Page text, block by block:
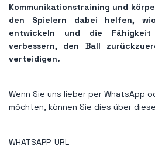
Kommunikationstraining und
den Spielern dabei helfen,
entwickeln und die
verbessern, den Ball
verteidigen.
Wenn Sie uns lieber per WhatsApp
möchten, können Sie dies über
WHATSAPP-URL